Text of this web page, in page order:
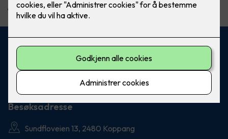
Fiberoptikk kan også leveres
Kontakt oss
andreas@berg-sandboe.no
Besøksadresse
Sundfloveien 13, 2480 Koppang